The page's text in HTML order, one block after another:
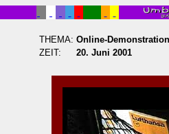
THEMA: Online-
ZEIT:
20. Juni 2001